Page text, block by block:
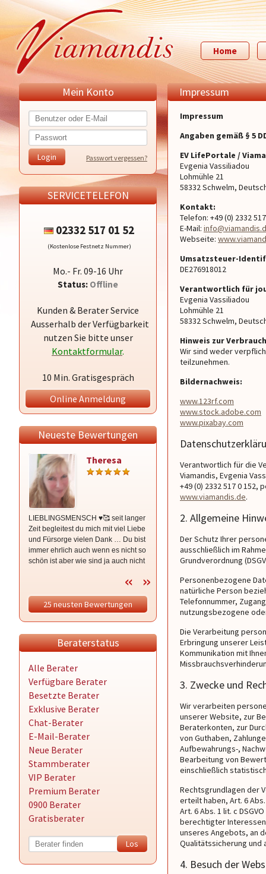
Home
Mein Konto
Passwort vergessen?
SERVICETELEFON
02332 517 01 52
(Kostenlose Festnetz Nummer)
Mo.- Fr. 09-16 Uhr
Status: Offline
Kunden & Berater Service
Ausserhalb der Verfügbarkeit
nutzen Sie bitte unser
Kontaktformular.
10 Min. Gratisgespräch
Online Anmeldung
Neueste Bewertungen
Theresa
LIEBLINGSMENSCH ♥️🥰 seit langer
Zeit begleitest du mich mit viel Liebe
und Fürsorge vielen Dank … Du bist
immer ehrlich auch wenn es nicht so
schön ist aber wie sind ja auch nicht
isses 🥰 ganz lieben Dank für dein
mittlerweile Freundschaft hdl 😘
Irina
Unendlich lieb gewonnen in den
wenn es brennt … ich hoffe die
schwere Zeit ist nun bald vorbei …
ich bleibe im Vertrauen drück dich
25 neusten Bewertungen
Beraterstatus
Alle Berater
Verfügbare Berater
Besetzte Berater
Exklusive Berater
Chat-Berater
E-Mail-Berater
Neue Berater
Stammberater
VIP Berater
Premium Berater
0900 Berater
Gratisberater
Impressum
Impressum
Angaben gemäß § 5
EV LifePortale /
Evgenia Vassiliadou
Lohmühle 21
58332 Schwelm,
Kontakt:
Telefon: +49 (0) 2332
E-Mail:
Webseite:
Umsatzsteuer-
DE276918012
Verantwortlich für
Evgenia Vassiliadou
Lohmühle 21
58332 Schwelm,
Hinweis zur
Wir sind weder
teilzunehmen.
Bildernachweis:
www.123rf.com
www.stock.adobe.com
www.pixabay.com
Verantwortlich für die
Viamandis, Evgenia
+49 (0) 2332 517 0 152,
www.viamandis.de.
2. Allgemeine
Der Schutz Ihrer
ausschließlich im
Grundverordnung
Personenbezogene
natürliche Person
Telefonnummer,
nutzungsbezogene
Die Verarbeitung
Erbringung unserer
Kommunikation mit
3. Zwecke und
Wir verarbeiten
unserer Website, zur
Beraterkonten, zur
von Guthaben,
Aufbewahrungs-,
Bearbeitung von
einschließlich
Rechtsgrundlagen der
erteilt haben, Art. 6
Art. 6 Abs. 1 lit. c
berechtigter
unseres Angebots, an
Qualitätssicherung und
4. Besuch der